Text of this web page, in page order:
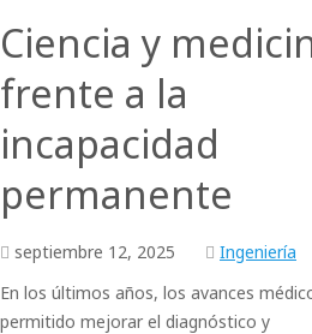
Ciencia y
frente a la
incapacidad
permanente
septiembre 12, 2025
Ingeniería
En los últimos años, los avances
permitido mejorar el diagnóstico y